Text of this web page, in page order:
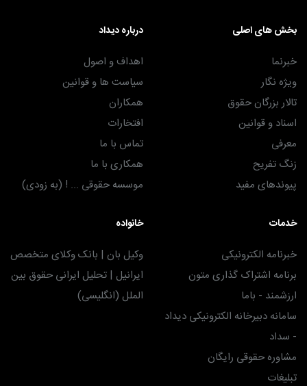
بخش های اصلی
خبرنما
ویژه نگار
تالار بزرگان حقوق
اسناد و قوانین
معرفی
زنگ تفریح
پیوندهای مفید
درباره دیداد
اهداف و اصول
سیاست ها و قوانین
همکاران
افتخارات
تماس با ما
همکاری با ما
موسسه حقوقی ... ! (به زودی)
خدمات
خبرنامه الکترونیکی
برنامه اشتراک گذاری متون
ارزشمند - باما
سامانه دبیرخانه الکترونیکی دیداد
- سداد
مشاوره حقوقی رایگان
تبلیغات
خانواده
وکیل بان | بانک وکلای متخصص
ایرانیل | تحلیل ایرانی حقوق بین
الملل (انگلیسی)